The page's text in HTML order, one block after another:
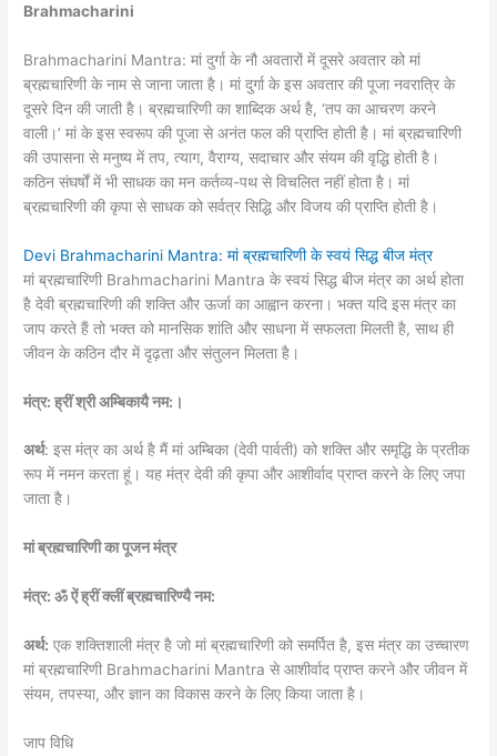
Brahmacharini
Brahmacharini Mantra: मां दुर्गा के नौ अवतारों में दूसरे अवतार को मां
ब्रह्मचारिणी के नाम से जाना जाता है। मां दुर्गा के इस अवतार की पूजा नवरात्रि के
दूसरे दिन की जाती है। ब्रह्मचारिणी का शाब्दिक अर्थ है, ‘तप का आचरण करने
वाली।’ मां के इस स्वरूप की पूजा से अनंत फल की प्राप्ति होती है। मां ब्रह्मचारिणी
की उपासना से मनुष्य में तप, त्याग, वैराग्य, सदाचार और संयम की वृद्धि होती है।
कठिन संघर्षों में भी साधक का मन कर्तव्य-पथ से विचलित नहीं होता है। मां
ब्रह्मचारिणी की कृपा से साधक को सर्वत्र सिद्धि और विजय की प्राप्ति होती है।
Devi Brahmacharini Mantra: मां ब्रह्मचारिणी के स्वयं सिद्ध बीज मंत्र
मां ब्रह्मचारिणी Brahmacharini Mantra के स्वयं सिद्ध बीज मंत्र का अर्थ होता
है देवी ब्रह्मचारिणी की शक्ति और ऊर्जा का आह्वान करना। भक्त यदि इस मंत्र का
जाप करते हैं तो भक्त को मानसिक शांति और साधना में सफलता मिलती है, साथ ही
जीवन के कठिन दौर में दृढ़ता और संतुलन मिलता है।
मंत्र: ह्रीं श्री अम्बिकायै नम:।
अर्थ: इस मंत्र का अर्थ है मैं मां अम्बिका (देवी पार्वती) को शक्ति और समृद्धि के प्रतीक
रूप में नमन करता हूं। यह मंत्र देवी की कृपा और आशीर्वाद प्राप्त करने के लिए जपा
जाता है।
मां ब्रह्मचारिणी का पूजन मंत्र
मंत्र: ॐ ऐं ह्रीं क्लीं ब्रह्मचारिण्यै नम:
अर्थ: एक शक्तिशाली मंत्र है जो मां ब्रह्मचारिणी को समर्पित है, इस मंत्र का उच्चारण
मां ब्रह्मचारिणी Brahmacharini Mantra से आशीर्वाद प्राप्त करने और जीवन में
संयम, तपस्या, और ज्ञान का विकास करने के लिए किया जाता है।
जाप विधि